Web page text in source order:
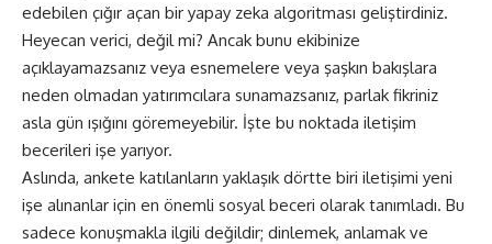
edebilen çığır açan bir yapay zeka algoritması geliştirdiniz.
Heyecan verici, değil mi? Ancak bunu ekibinize
açıklayamazsanız veya esnemelere veya şaşkın bakışlara
neden olmadan yatırımcılara sunamazsanız, parlak fikriniz
asla gün ışığını göremeyebilir. İşte bu noktada iletişim
becerileri işe yarıyor.
Aslında, ankete katılanların yaklaşık dörtte biri iletişimi yeni
işe alınanlar için en önemli sosyal beceri olarak tanımladı. Bu
sadece konuşmakla ilgili değildir; dinlemek, anlamak ve